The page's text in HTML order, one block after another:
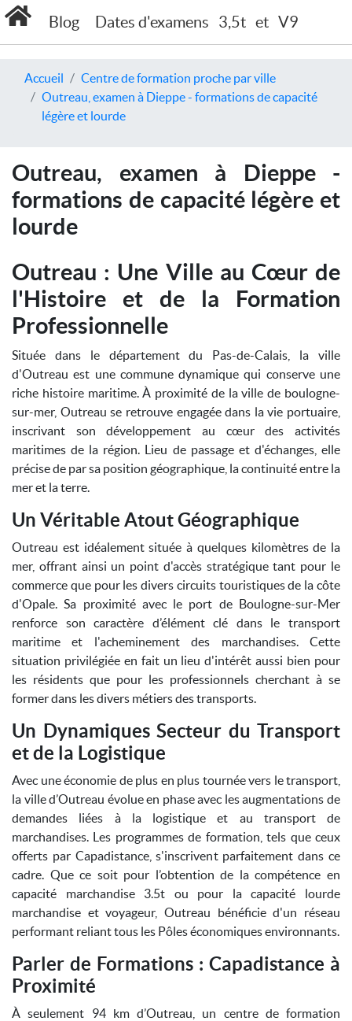
Blog Dates d'examens 3,5t et V9
Accueil
Centre de formation proche par ville
Outreau, examen à Dieppe - formations de capacité
légère et lourde
Outreau, examen à Dieppe -
formations de capacité légère et
lourde
Outreau : Une Ville au Cœur de
l'Histoire et de la Formation
Professionnelle
Située dans le département du Pas-de-Calais, la ville
d'Outreau est une commune dynamique qui conserve une
riche histoire maritime. À proximité de la ville de boulogne-
sur-mer, Outreau se retrouve engagée dans la vie portuaire,
inscrivant son développement au cœur des activités
maritimes de la région. Lieu de passage et d'échanges, elle
précise de par sa position géographique, la continuité entre la
mer et la terre.
Un Véritable Atout Géographique
Outreau est idéalement située à quelques kilomètres de la
mer, offrant ainsi un point d'accès stratégique tant pour le
commerce que pour les divers circuits touristiques de la côte
d'Opale. Sa proximité avec le port de Boulogne-sur-Mer
renforce son caractère d’élément clé dans le transport
maritime et l'acheminement des marchandises. Cette
situation privilégiée en fait un lieu d'intérêt aussi bien pour
les résidents que pour les professionnels cherchant à se
former dans les divers métiers des transports.
Un Dynamiques Secteur du Transport
et de la Logistique
Avec une économie de plus en plus tournée vers le transport,
la ville d’Outreau évolue en phase avec les augmentations de
demandes liées à la logistique et au transport de
marchandises. Les programmes de formation, tels que ceux
offerts par Capadistance, s'inscrivent parfaitement dans ce
cadre. Que ce soit pour l’obtention de la compétence en
capacité marchandise 3.5t ou pour la capacité lourde
marchandise et voyageur, Outreau bénéficie d'un réseau
performant reliant tous les Pôles économiques environnants.
Parler de Formations : Capadistance à
Proximité
À seulement 94 km d’Outreau, un centre de formation